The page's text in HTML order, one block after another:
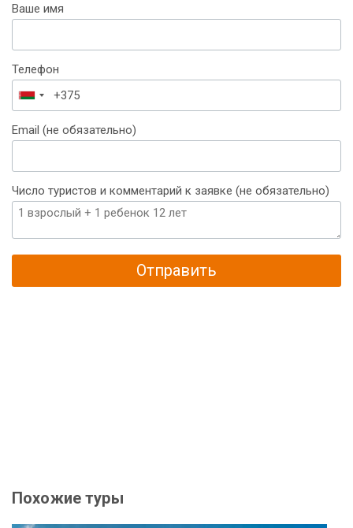
Ваше имя
Телефон
Беларусь
+375
Email (не обязательно)
Число туристов и комментарий к заявке (не обязательно)
Отправить
Похожие туры